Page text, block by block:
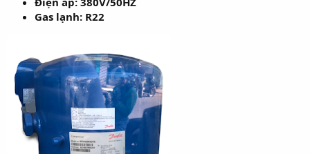
Gas lạnh: R22